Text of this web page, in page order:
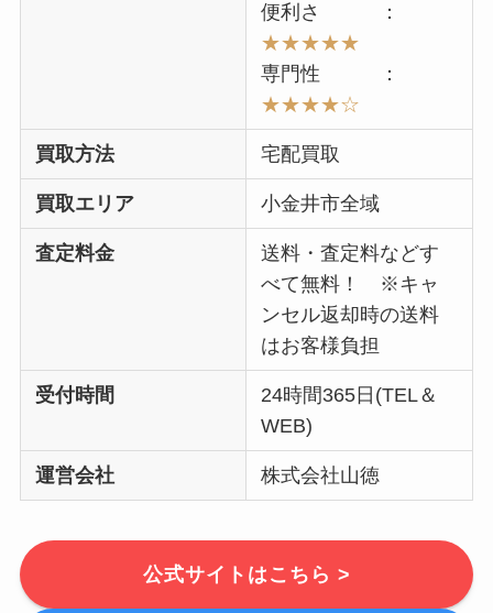
便利さ ：
★★★★★
専門性 ：
★★★★☆
買取方法 宅配買取
買取エリア 小金井市全域
査定料金
送料・査定料などす
べて無料！ ※キャ
ンセル返却時の送料
はお客様負担
受付時間
24時間365日(TEL＆
WEB)
運営会社 株式会社山徳
公式サイトはこちら >